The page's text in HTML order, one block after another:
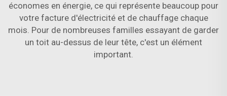
économes en énergie, ce qui représente beaucoup pour
votre facture d'électricité et de chauffage chaque
mois. Pour de nombreuses familles essayant de garder
un toit au-dessus de leur tête, c'est un élément
important.